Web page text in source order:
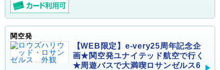
関空発
【WEB限定】e-very25周年記念企
画★関空発ユナイテッド航空で行く
★周遊バスで大満喫ロサンゼルス6